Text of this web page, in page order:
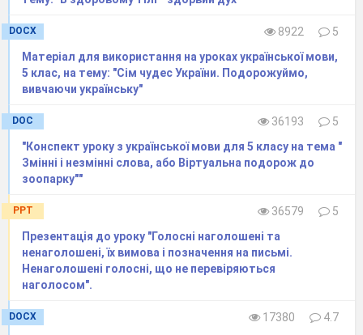
32
Повторення
вивченого протягом
семестру
27.12
DOCX 8922
5
Матеріал для використання на уроках української мови,
5 клас, на тему: "Сім чудес України. Подорожуймо,
вивчаючи українську"
DOC 36193
5
"Конспект уроку з української мови для 5 класу на тема "
Змінні і незмінні слова, або Віртуальна подорож до
зоопарку""
PPT 36579
5
Презентація до уроку "Голосні наголошені та
ненаголошені, їх вимова і позначення на письмі.
Ненаголошені голосні, що не перевіряються
наголосом".
DOCX 17380
4.7